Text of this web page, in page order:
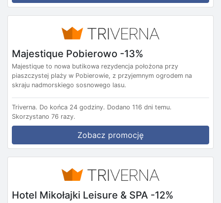
Majestique Pobierowo -13%
Majestique to nowa butikowa rezydencja położona przy
piaszczystej plaży w Pobierowie, z przyjemnym ogrodem na
skraju nadmorskiego sosnowego lasu.
Triverna. Do końca 24 godziny. Dodano 116 dni temu.
Skorzystano 76 razy.
Zobacz promocję
Hotel Mikołajki Leisure & SPA -12%